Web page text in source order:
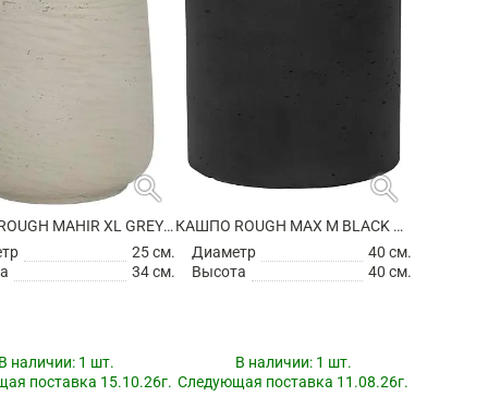
search
КАШПО ROUGH MAHIR XL GREY WASHED
25 см.
34 см.
наличии: 1 шт.
поставка 15.10.26г.
search
КАШПО ROUGH MAX M BLACK WASHED
Диаметр
40 см.
Высота
40 см.
В наличии: 1 шт.
Следующая поставка 11.08.26г.